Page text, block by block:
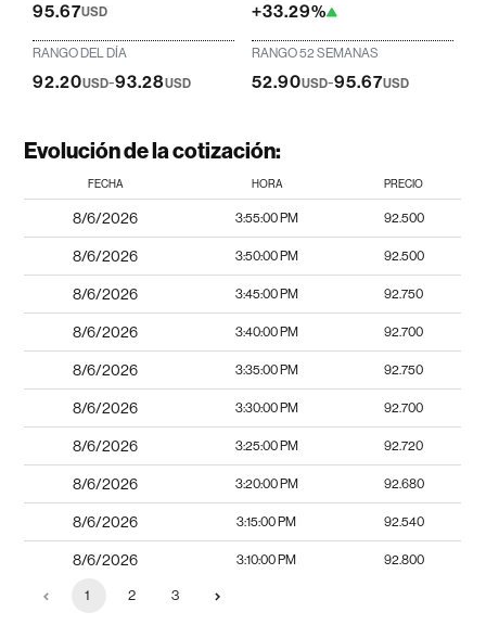
95.67USD +33.29%
RANGO DEL DÍA
92.20USD-93.28USD
RANGO 52 SEMANAS
52.90USD-95.67USD
Evolución de la cotización:
FECHA HORA PRECIO
8/6/2026 3:55:00 PM 92.500
8/6/2026 3:50:00 PM 92.500
8/6/2026 3:45:00 PM 92.750
8/6/2026 3:40:00 PM 92.700
8/6/2026 3:35:00 PM 92.750
8/6/2026 3:30:00 PM 92.700
8/6/2026 3:25:00 PM 92.720
8/6/2026 3:20:00 PM 92.680
8/6/2026 3:15:00 PM 92.540
8/6/2026 3:10:00 PM 92.800
1 2 3